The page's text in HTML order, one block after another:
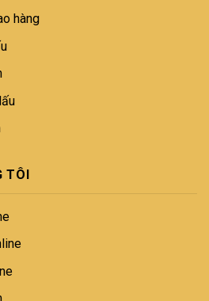
hàng
TÔI